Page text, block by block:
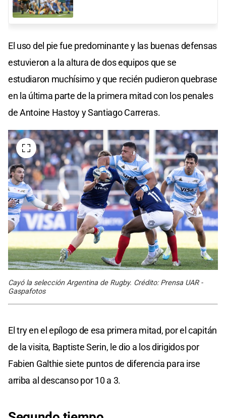
El uso del pie fue predominante y las buenas defensas
estuvieron a la altura de dos equipos que se
estudiaron muchísimo y que recién pudieron quebrase
en la última parte de la primera mitad con los penales
de Antoine Hastoy y Santiago Carreras.
Cayó la selección Argentina de Rugby. Crédito: Prensa UAR -
Gaspafotos
El try en el epílogo de esa primera mitad, por el capitán
de la visita, Baptiste Serin, le dio a los dirigidos por
Fabien Galthie siete puntos de diferencia para irse
arriba al descanso por 10 a 3.